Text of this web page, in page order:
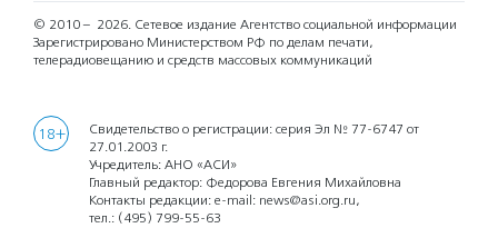
© 2010 – 2026. Сетевое издание Агентство социальной информации
Зарегистрировано Министерством РФ по делам печати,
телерадиовещанию и средств массовых коммуникаций
18+
Свидетельство о регистрации: серия Эл № 77-6747 от
27.01.2003 г.
Учредитель: АНО «АСИ»
Главный редактор: Федорова Евгения Михайловна
Контакты редакции: e-mail: news@asi.org.ru,
тел.: (495) 799-55-63